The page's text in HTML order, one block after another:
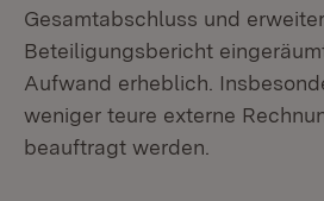
Gesamtabschluss und
Beteiligungsbericht
Aufwand erheblich.
weniger teure externe
beauftragt werden.